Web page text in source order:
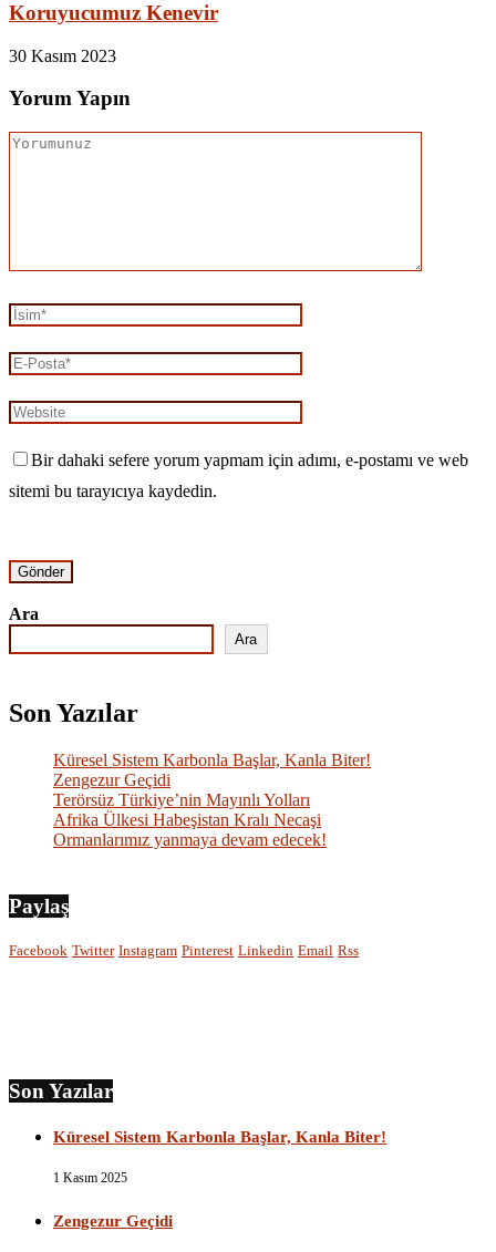
Koruyucumuz Kenevir
30 Kasım 2023
Yorum Yapın
Bir dahaki sefere yorum yapmam için adımı, e-postamı ve web
sitemi bu tarayıcıya kaydedin.
Ara
Ara
Son Yazılar
Küresel Sistem Karbonla Başlar, Kanla Biter!
Zengezur Geçidi
Terörsüz Türkiye’nin Mayınlı Yolları
Afrika Ülkesi Habeşistan Kralı Necaşi
Ormanlarımız yanmaya devam edecek!
Paylaş
Facebook Twitter Instagram Pinterest Linkedin Email Rss
Son Yazılar
Küresel Sistem Karbonla Başlar, Kanla Biter!
1 Kasım 2025
Zengezur Geçidi